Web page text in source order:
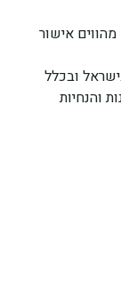
אישור
ובכלל
1981, והתקנות והנחיות